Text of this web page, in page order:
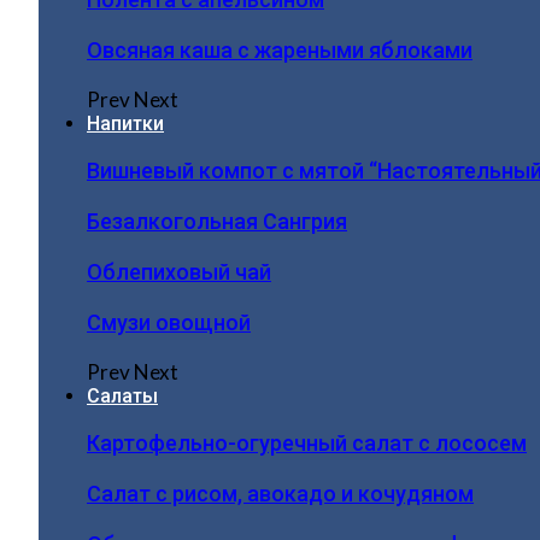
Овсяная каша с жареными яблоками
PrevNext
Напитки
Вишневый компот с мятой
Безалкогольная Сангрия
Облепиховый чай
Смузи овощной
PrevNext
Салаты
Картофельно-огуречный салат с лососем
Салат с рисом, авокадо и кочудяном